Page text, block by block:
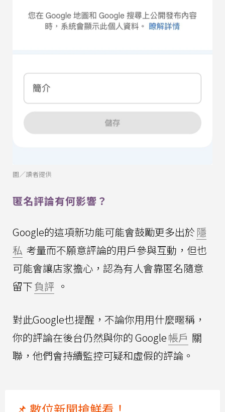
圖／讀者提供
匿名評論有何影響？
Google的這項新功能可能會鼓勵更多出於 隱
私 考量而不願意評論的用戶參與互動，但也
可能會讓店家擔心，認為有人會靠匿名隨意
留下負評 。
對此Google也提醒，不論你用用什麼暱稱，
你的評論在後台仍然與你的 Google帳戶 關
聯，他們會持續監控可疑和虛假的評論。